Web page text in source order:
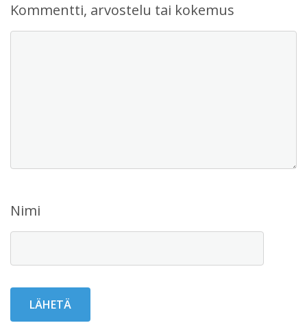
Kommentti, arvostelu tai kokemus
Nimi